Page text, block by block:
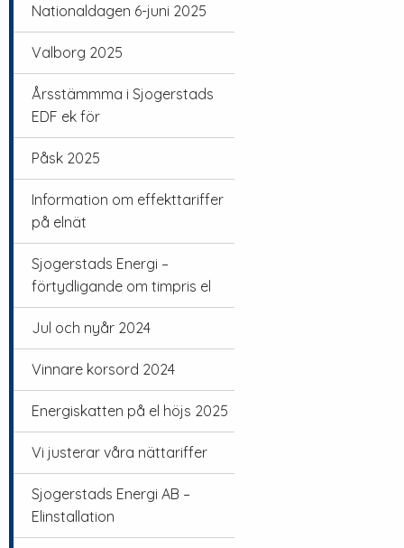
Nationaldagen 6-juni 2025
Valborg 2025
Årsstämmma i Sjogerstads
EDF ek för
Påsk 2025
Information om effekttariffer
på elnät
Sjogerstads Energi –
förtydligande om timpris el
Jul och nyår 2024
Vinnare korsord 2024
Energiskatten på el höjs 2025
Vi justerar våra nättariffer
Sjogerstads Energi AB –
Elinstallation